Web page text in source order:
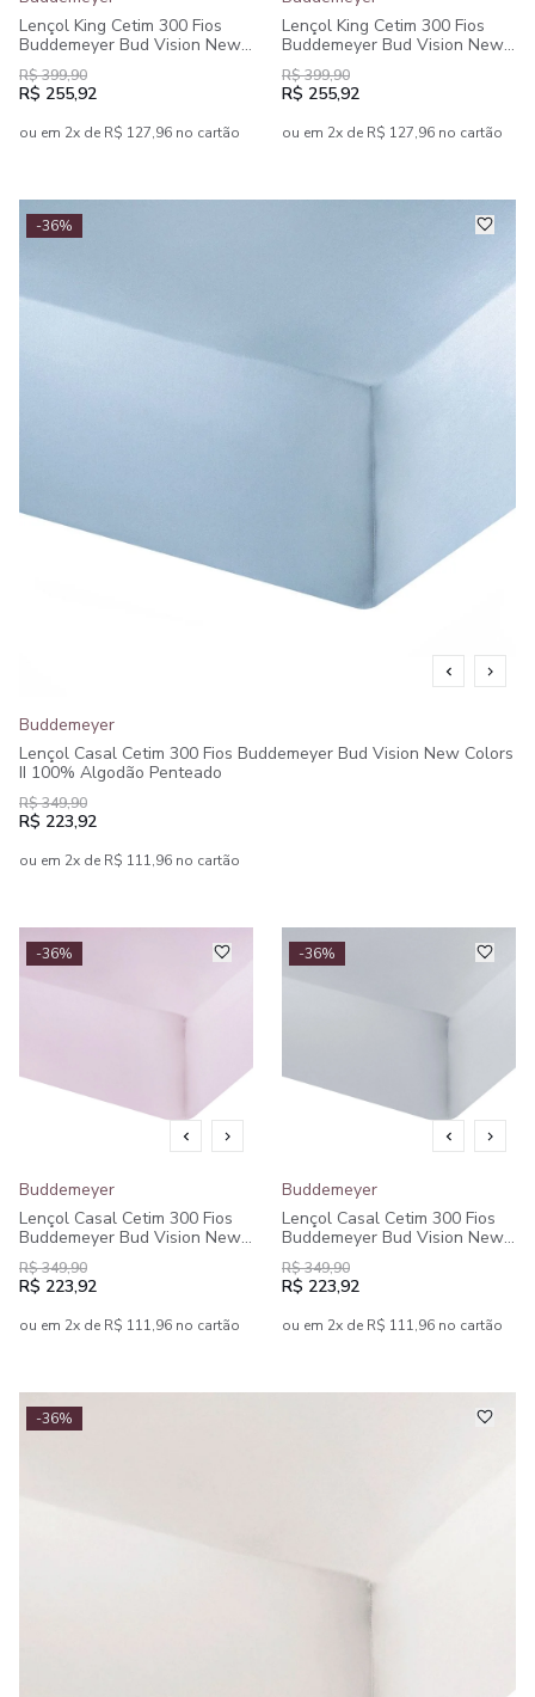
Lençol King Cetim 300 Fios
Buddemeyer Bud Vision New
Colors II 100% Algodão
Penteado
R$ 399,90
R$ 255,92
ou em 2x de R$ 127,96 no cartão
Lençol King Cetim 300 Fios
Buddemeyer Bud Vision New
Colors II 100% Algodão
Penteado
R$ 399,90
R$ 255,92
ou em 2x de R$ 127,96 no cartão
-36%
Buddemeyer
Lençol Casal Cetim 300 Fios Buddemeyer Bud Vision New Colors
II 100% Algodão Penteado
R$ 349,90
R$ 223,92
ou em 2x de R$ 111,96 no cartão
-36%
Buddemeyer
Lençol Casal Cetim 300 Fios
Buddemeyer Bud Vision New
Colors II 100% Algodão
Penteado
R$ 349,90
R$ 223,92
ou em 2x de R$ 111,96 no cartão
-36%
Buddemeyer
Lençol Casal Cetim 300 Fios
Buddemeyer Bud Vision New
Colors II 100% Algodão
Penteado
R$ 349,90
R$ 223,92
ou em 2x de R$ 111,96 no cartão
-36%